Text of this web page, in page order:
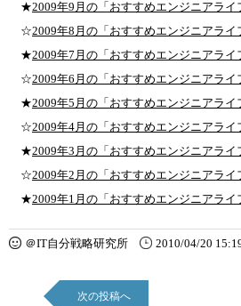
★2009年9月の「おすすめエンジニアライ
☆2009年8月の「おすすめエンジニアライ
★2009年7月の「おすすめエンジニアライ
☆2009年6月の「おすすめエンジニアライ
★2009年5月の「おすすめエンジニアライ
☆2009年4月の「おすすめエンジニアライ
★2009年3月の「おすすめエンジニアライ
☆2009年2月の「おすすめエンジニアライ
★2009年1月の「おすすめエンジニアライ
＠IT自分戦略研究所 2010/04/20
次の投稿へ